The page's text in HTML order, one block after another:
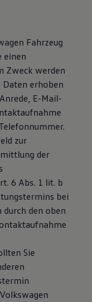
Fahrzeug
einen
Zweck werden
Daten erhoben
E-Mail-
zur
der
6 Abs. 1 lit. b
bei
den oben
Sie